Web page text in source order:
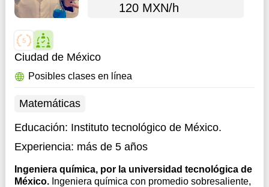
120 MXN/h
Ciudad de México
Posibles clases en línea
Matemáticas
Educación: Instituto tecnológico de México.
Experiencia: más de 5 años
Ingeniera química, por la universidad tecnológica de
México. Ingeniera química con promedio sobresaliente,